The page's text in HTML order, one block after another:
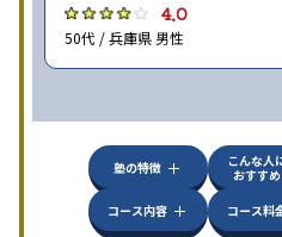
4.0
50代 / 兵庫県 男性
塾の特徴
こんな人
おすすめ
コース内容
コース料